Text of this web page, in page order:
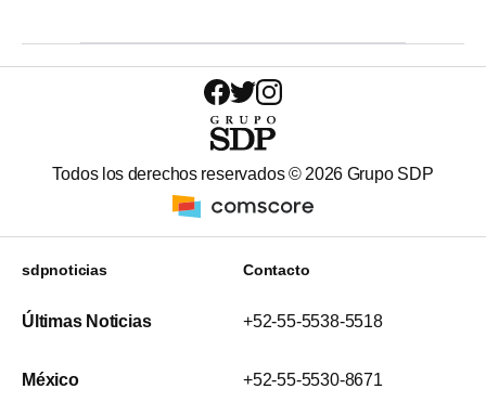
Todos los derechos reservados © 2026 Grupo SDP
sdpnoticias
Últimas Noticias
México
Contacto
+52-55-5538-5518
+52-55-5530-8671